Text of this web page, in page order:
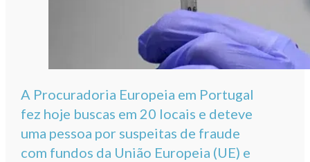
A Procuradoria Europeia em Portugal
fez hoje buscas em 20 locais e deteve
uma pessoa por suspeitas de fraude
com fundos da União Europeia (UE) e